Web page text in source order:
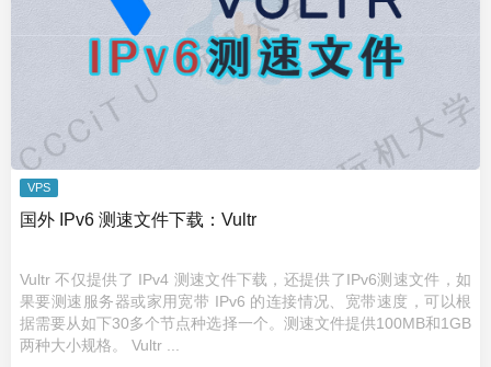
VPS
国外 IPv6 测速文件下载：Vultr
Vultr 不仅提供了 IPv4 测速文件下载，还提供了IPv6测速文件，如
果要测速服务器或家用宽带 IPv6 的连接情况、宽带速度，可以根
据需要从如下30多个节点种选择一个。测速文件提供100MB和1GB